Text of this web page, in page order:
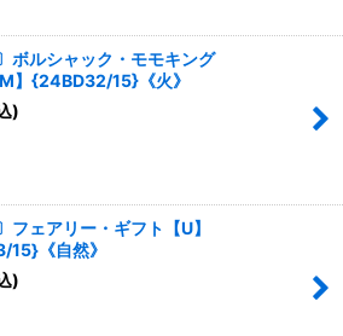
ボルシャック・モモキング
】{24BD32/15}《火》
)
フェアリー・ギフト【U】
《自然》
)